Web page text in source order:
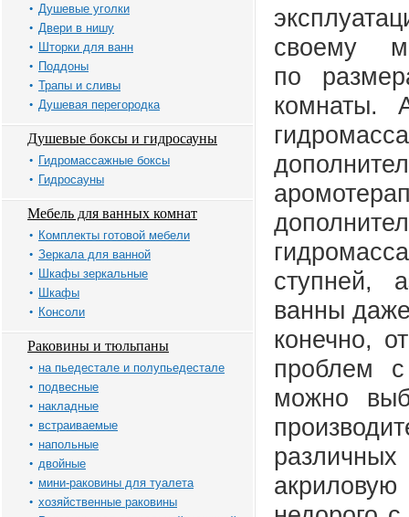
Душевые уголки
Двери в нишу
Шторки для ванн
Поддоны
Трапы и сливы
Душевая перегородка
Душевые боксы и гидросауны
Гидромассажные боксы
Гидросауны
Мебель для ванных комнат
Комплекты готовой мебели
Зеркала для ванной
Шкафы зеркальные
Шкафы
Консоли
Раковины и тюльпаны
на пьедестале и полупьедестале
подвесные
накладные
встраиваемые
напольные
двойные
мини-раковины для туалета
хозяйственные раковины
своему
по
комнаты.
ступней,
ванны
конечно,
проблем
можно